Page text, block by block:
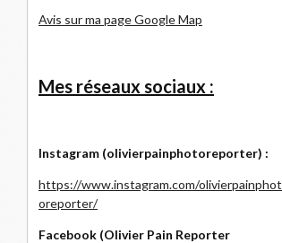
Avis sur ma page Google Map
Mes réseaux sociaux :
Instagram (olivierpainphotoreporter) :
https://www.instagram.com/olivierpainphot
oreporter/
Facebook (Olivier Pain Reporter